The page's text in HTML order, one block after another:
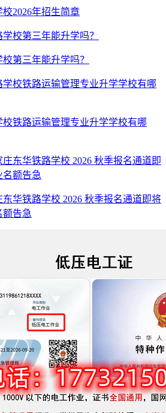
2026年招生简章
第三年能升学吗？
铁路运输管理专业升学学校有哪
华铁路学校 2026 秋季报名通道即将
额告急